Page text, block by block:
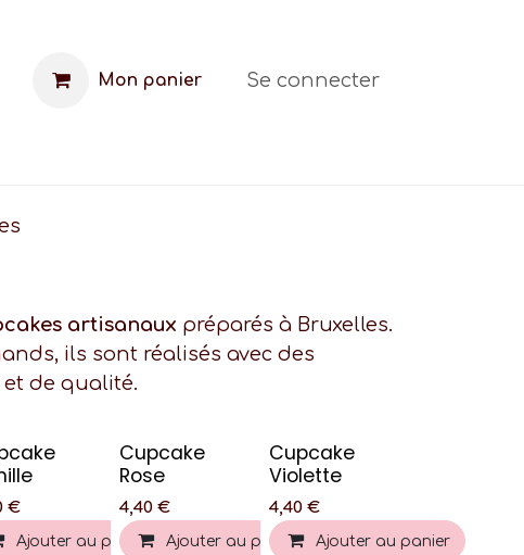
Mon panier Se connecter
artisanaux préparés à Bruxelles.
ils sont réalisés avec des
de qualité.
€
Ajouter au panier
Cupcake
Rose
4,40 €
Ajouter au panier
Cupcake
Violette
4,40 €
Ajouter au panier